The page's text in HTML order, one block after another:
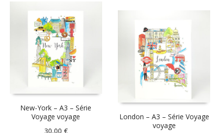
New-York – A3 – Série
Voyage voyage
30,00 €
London – A3 – Série Voyage
voyage